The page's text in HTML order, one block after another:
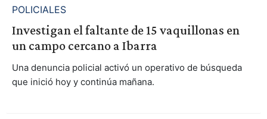
POLICIALES
Investigan el faltante de 15 vaquillonas en
un campo cercano a Ibarra
Una denuncia policial activó un operativo de búsqueda
que inició hoy y continúa mañana.